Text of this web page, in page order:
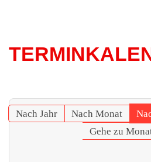
Nach Jahr Nach Monat
Gehe zu